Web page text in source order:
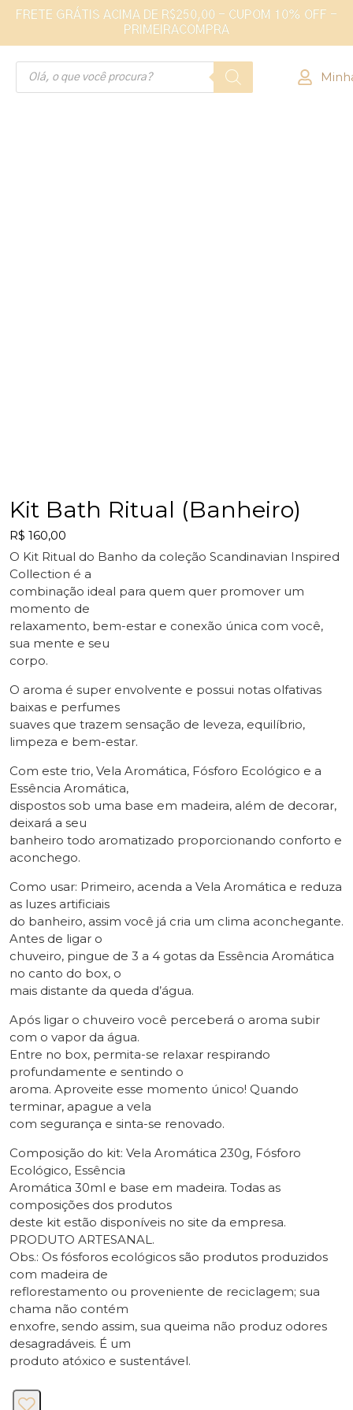
FRETE GRÁTIS ACIMA DE R$250,00 - CUPOM 10% OFF -
PRIMEIRACOMPRA
Kit Bath Ritual (Banheiro)
R$ 160,00
O Kit Ritual do Banho da coleção Scandinavian Inspired
Collection é a
combinação ideal para quem quer promover um
momento de
relaxamento, bem-estar e conexão única com você,
sua mente e seu
corpo.
O aroma é super envolvente e possui notas olfativas
baixas e perfumes
suaves que trazem sensação de leveza, equilíbrio,
limpeza e bem-estar.
Com este trio, Vela Aromática, Fósforo Ecológico e a
Essência Aromática,
dispostos sob uma base em madeira, além de decorar,
deixará a seu
banheiro todo aromatizado proporcionando conforto e
aconchego.
Como usar: Primeiro, acenda a Vela Aromática e reduza
as luzes artificiais
do banheiro, assim você já cria um clima aconchegante.
Antes de ligar o
chuveiro, pingue de 3 a 4 gotas da Essência Aromática
no canto do box, o
mais distante da queda d’água.
Após ligar o chuveiro você perceberá o aroma subir
com o vapor da água.
Entre no box, permita-se relaxar respirando
profundamente e sentindo o
aroma. Aproveite esse momento único! Quando
terminar, apague a vela
com segurança e sinta-se renovado.
Composição do kit: Vela Aromática 230g, Fósforo
Ecológico, Essência
Aromática 30ml e base em madeira. Todas as
composições dos produtos
deste kit estão disponíveis no site da empresa.
PRODUTO ARTESANAL.
Obs.: Os fósforos ecológicos são produtos produzidos
com madeira de
reflorestamento ou proveniente de reciclagem; sua
chama não contém
enxofre, sendo assim, sua queima não produz odores
desagradáveis. É um
produto atóxico e sustentável.